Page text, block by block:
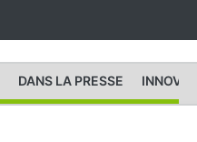
DANS LA PRESSE